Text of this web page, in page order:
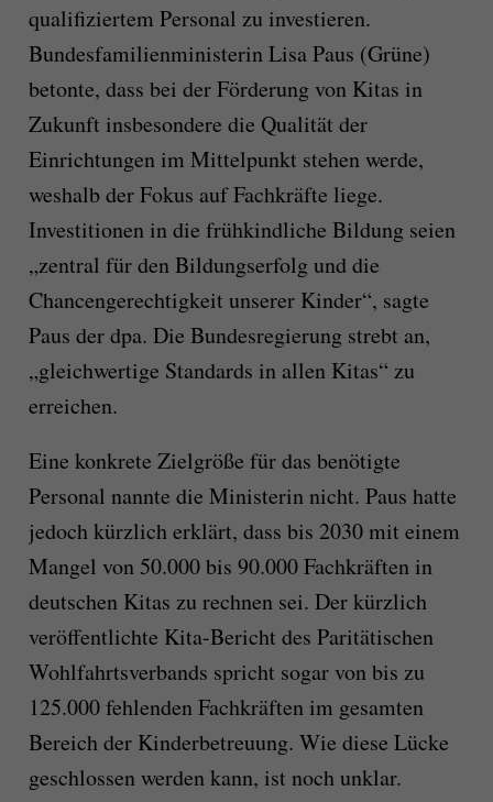
qualifiziertem Personal zu investieren.
Bundesfamilienministerin Lisa Paus (Grüne)
betonte, dass bei der Förderung von Kitas in
Zukunft insbesondere die Qualität der
Einrichtungen im Mittelpunkt stehen werde,
weshalb der Fokus auf Fachkräfte liege.
Investitionen in die frühkindliche Bildung seien
„zentral für den Bildungserfolg und die
Chancengerechtigkeit unserer Kinder“, sagte
Paus der dpa. Die Bundesregierung strebt an,
„gleichwertige Standards in allen Kitas“ zu
erreichen.
Eine konkrete Zielgröße für das benötigte
Personal nannte die Ministerin nicht. Paus hatte
jedoch kürzlich erklärt, dass bis 2030 mit einem
Mangel von 50.000 bis 90.000 Fachkräften in
deutschen Kitas zu rechnen sei. Der kürzlich
veröffentlichte Kita-Bericht des Paritätischen
Wohlfahrtsverbands spricht sogar von bis zu
125.000 fehlenden Fachkräften im gesamten
Bereich der Kinderbetreuung. Wie diese Lücke
geschlossen werden kann, ist noch unklar.